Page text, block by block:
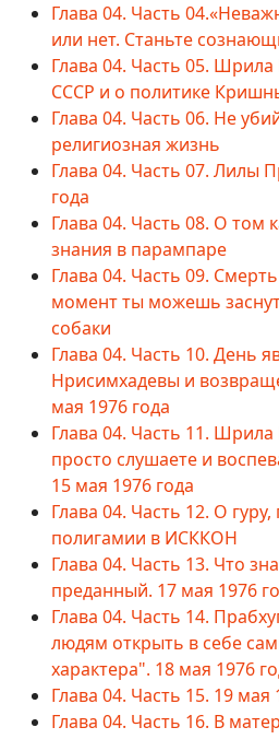
Глава 04. Часть
или нет. Станьте
Глава 04. Часть 05.
СССР и о политике
Глава 04. Часть 06. Не
религиозная жизнь
Глава 04. Часть 07. Лилы
года
Глава 04. Часть 08. О том
знания в парампаре
Глава 04. Часть 09.
момент ты можешь
собаки
Глава 04. Часть 10. День
Нрисимхадевы и
мая 1976 года
Глава 04. Часть 11.
просто слушаете и
15 мая 1976 года
Глава 04. Часть 12. О
полигамии в ИСККОН
Глава 04. Часть 13. Что
преданный. 17 мая 1976
Глава 04. Часть 14.
людям открыть в себе
характера". 18 мая 1976
Глава 04. Часть 15. 19 мая
Глава 04. Часть 16. В